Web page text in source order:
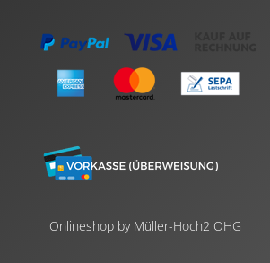
Onlineshop by Müller-Hoch2 OHG